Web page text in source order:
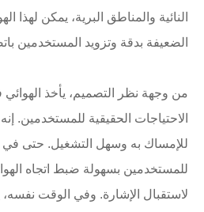
النائية والمناطق البرية، يمكن لهذا
الضعيفة بدقة وتزويد المستخدمين
من وجهة نظر التصميم، يأخذ الهوائي
الاحتياجات الحقيقية للمستخدمين.
للإمساك به وسهل التشغيل. حتى في
للمستخدمين بسهولة ضبط اتجاه
لاستقبال الإشارة. وفي الوقت